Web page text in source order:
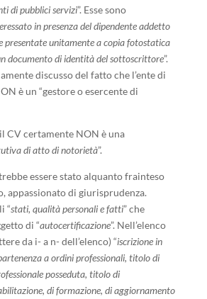
di pubblici servizi”. Esse sono
in presenza del dipendente addetto
presentate unitamente a copia fotostatica
documento di identità del sottoscrittore”.
discusso del fatto che l’ente di
è un “gestore o esercente di
CV certamente NON è una
di atto di notorietà”.
essere stato alquanto frainteso
appassionato di giurisprudenza.
“stati, qualità personali e fatti” che
di “autocertificazione”. Nell’elenco
da i- a n- dell’elenco) “iscrizione in
a ordini professionali, titolo di
posseduta, titolo di
di formazione, di aggiornamento